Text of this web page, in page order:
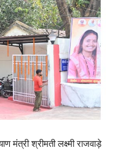
मंत्री श्रीमती लक्ष्मी राजवाड़े